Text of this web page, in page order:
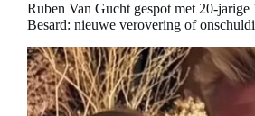
Ruben Van Gucht gespot met 20-jarige
Besard: nieuwe verovering of